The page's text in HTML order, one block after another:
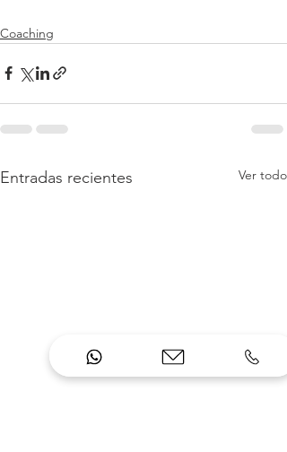
Coaching
Entradas recientes Ver todo